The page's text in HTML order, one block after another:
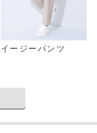
イージーパンツ